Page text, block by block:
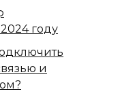
году
и